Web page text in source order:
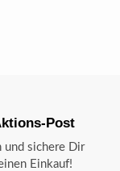
Post
und sichere Dir
Einkauf!